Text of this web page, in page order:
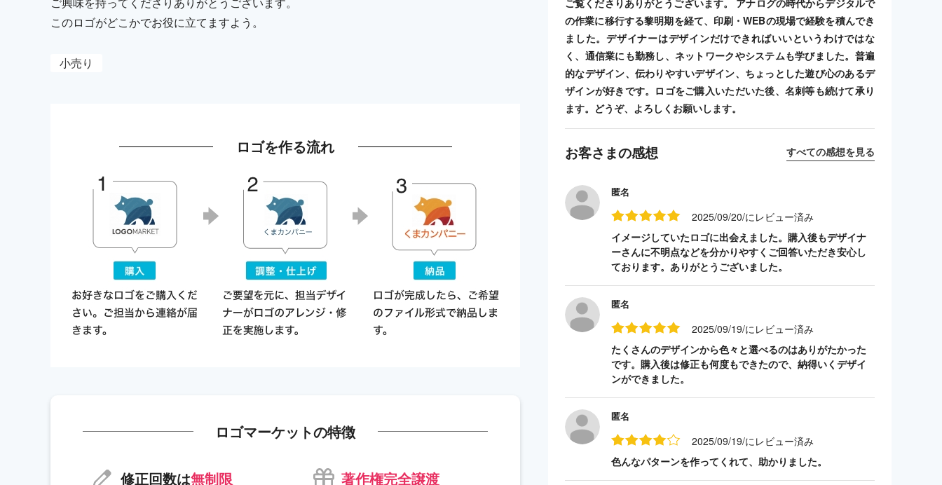
このロゴがどこかでお役に立てますよう。
小売り
ロゴを作る流れ
ロゴマーケットの特徴
修正回数は無制限 著作権完全譲渡
ご覧くださりありがとうございます。 アナログの時代からデジタルで
の作業に移行する黎明期を経て、印刷・WEBの現場で経験を積んでき
ました。デザイナーはデザインだけできればいいというわけではな
く、通信業にも勤務し、ネットワークやシステムも学びました。普遍
的なデザイン、伝わりやすいデザイン、ちょっとした遊び心のあるデ
ザインが好きです。ロゴをご購入いただいた後、名刺等も続けて承り
ます。どうぞ、よろしくお願いします。
お客さまの感想 すべての感想を見る
匿名
2025/09/20/にレビュー済み
イメージしていたロゴに出会えました。購入後もデザイナ
ーさんに不明点などを分かりやすくご回答いただき安心し
ております。ありがとうございました。
匿名
2025/09/19/にレビュー済み
たくさんのデザインから色々と選べるのはありがたかった
です。購入後は修正も何度もできたので、納得いくデザイ
ンができました。
匿名
2025/09/19/にレビュー済み
色んなパターンを作ってくれて、助かりました。